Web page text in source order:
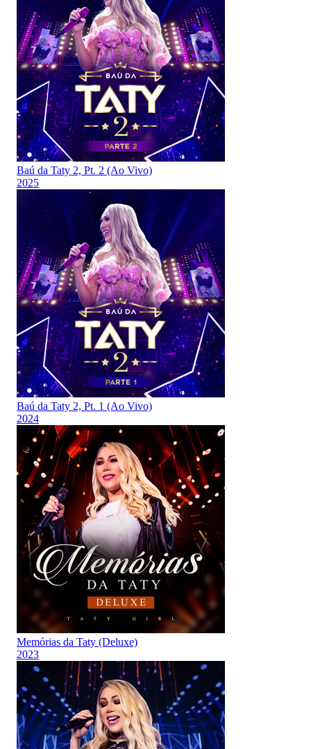
Baú da Taty 2, Pt. 2 (Ao Vivo)
2025
Baú da Taty 2, Pt. 1 (Ao Vivo)
2024
Memórias da Taty (Deluxe)
2023